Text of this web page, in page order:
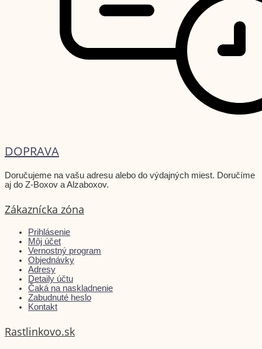
DOPRAVA
Doručujeme na vašu adresu alebo do výdajných miest. Doručíme
aj do Z-Boxov a Alzaboxov.
Zákaznícka zóna
Prihlásenie
Môj účet
Vernostný program
Objednávky
Adresy
Detaily účtu
Čaká na naskladnenie
Zabudnuté heslo
Kontakt
Rastlinkovo.sk